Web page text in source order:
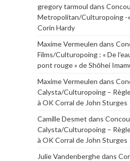
gregory tarmoul dans
Metropolitan/Culturopoing -
Corin Hardy
Maxime Vermeulen dans
Films/Culturopoing : « De
pont rouge » de Shōhei
Maxime Vermeulen dans
Calysta/Culturopoing –
à OK Corral de John Sturges
Camille Desmet dans
Calysta/Culturopoing –
à OK Corral de John Sturges
Julie Vandenberghedans